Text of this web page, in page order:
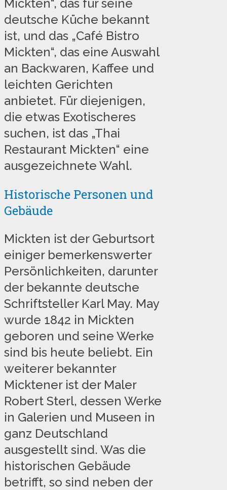
Mickten“, das für seine
deutsche Küche bekannt
ist, und das „Café Bistro
Mickten“, das eine Auswahl
an Backwaren, Kaffee und
leichten Gerichten
anbietet. Für diejenigen,
die etwas Exotischeres
suchen, ist das „Thai
Restaurant Mickten“ eine
ausgezeichnete Wahl.
Historische Personen und
Gebäude
Mickten ist der Geburtsort
einiger bemerkenswerter
Persönlichkeiten, darunter
der bekannte deutsche
Schriftsteller Karl May. May
wurde 1842 in Mickten
geboren und seine Werke
sind bis heute beliebt. Ein
weiterer bekannter
Micktener ist der Maler
Robert Sterl, dessen Werke
in Galerien und Museen in
ganz Deutschland
ausgestellt sind. Was die
historischen Gebäude
betrifft, so sind neben der